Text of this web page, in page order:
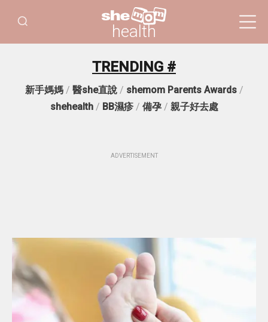
health
TRENDING #
新手媽媽/ 醫she直說/ shemom Parents Awards/
shehealth/ BB濕疹/ 備孕/ 親子好去處
ADVERTISEMENT